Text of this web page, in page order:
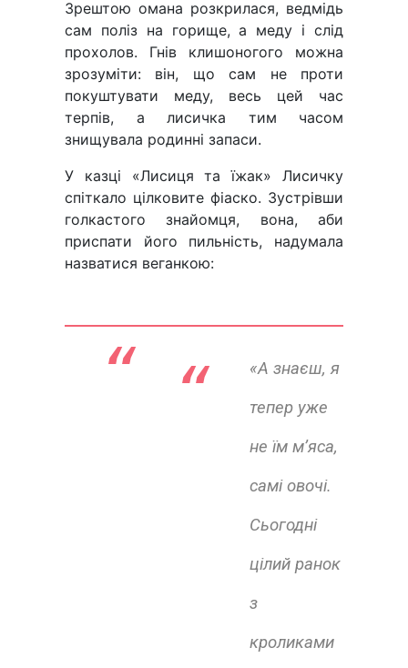
Зрештою омана розкрилася, ведмідь
сам поліз на горище, а меду і слід
прохолов. Гнів клишоногого можна
зрозуміти: він, що сам не проти
покуштувати меду, весь цей час
терпів, а лисичка тим часом
знищувала родинні запаси.
У казці «Лисиця та їжак» Лисичку
спіткало цілковите фіаско. Зустрівши
голкастого знайомця, вона, аби
приспати його пильність, надумала
назватися веганкою:
“
«А знаєш, я
тепер уже
не їм м’яса,
самі овочі.
Сьогодні
цілий ранок
з
кроликами